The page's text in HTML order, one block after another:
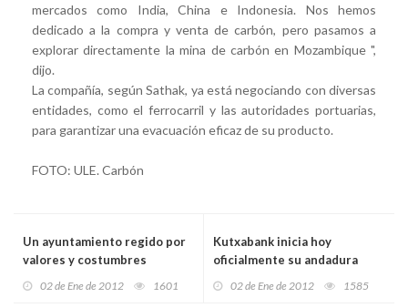
mercados como India, China e Indonesia.
Nos hemos
dedicado a la compra y ventade carbón, pero pasamos a
explorar directamente la mina decarbón en Mozambique ",
dijo.
La compañía, según Sathak, ya está negociando con diversas
entidades, como el ferrocarril y las autoridades portuarias,
para garantizar una evacuación eficazde su producto.
FOTO: ULE. Carbón
Un ayuntamiento regido por
valores y costumbres
02 de Ene de 2012 1601
Kutxabank inicia hoy
oficialmente su andadura
02 de Ene de 2012 1585